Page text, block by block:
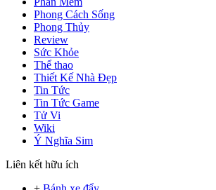
Phong Cách Sống
Phong Thủy
Review
Sức Khỏe
Thể thao
Thiết Kế Nhà Đẹp
Tin Tức
Tin Tức Game
Tử Vi
Wiki
Ý Nghĩa Sim
Liên kết hữu ích